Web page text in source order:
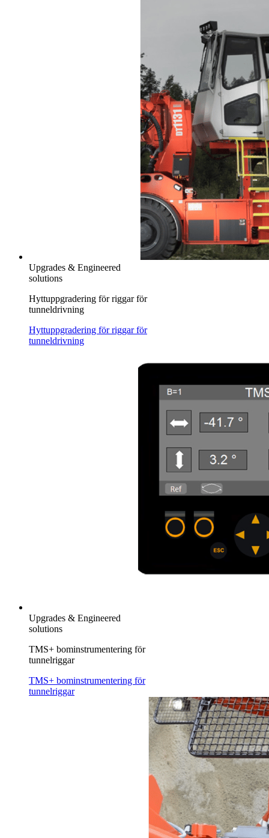
Upgrades & Engineered
solutions
Hyttuppgradering för riggar för
tunneldrivning
Hyttuppgradering för riggar för
tunneldrivning
Upgrades & Engineered
solutions
TMS+ bominstrumentering för
tunnelriggar
TMS+ bominstrumentering för
tunnelriggar